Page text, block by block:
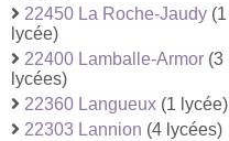
22450 La Roche-Jaudy (1
lycée)
22400 Lamballe-Armor (3
lycées)
22360 Langueux (1 lycée)
22303 Lannion (4 lycées)